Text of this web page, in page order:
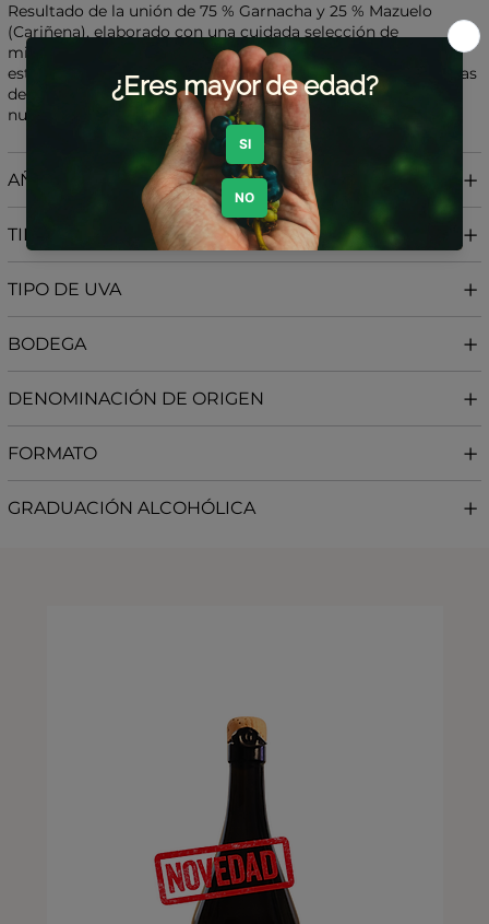
Resultado de la unión de 75 % Garnacha y 25 % Mazuelo
(Cariñena), elaborado con una cuidada selección de
microparcelas de viñas viejas. Pertenece a la añada 2018 y
estuvo sometido a una crianza de 6 meses en barricas usadas
de roble francés. La producción es limitada: 1.441 botellas
numeradas.
AÑADA
TIPO DE VINO
TIPO DE UVA
BODEGA
DENOMINACIÓN DE ORIGEN
FORMATO
GRADUACIÓN ALCOHÓLICA